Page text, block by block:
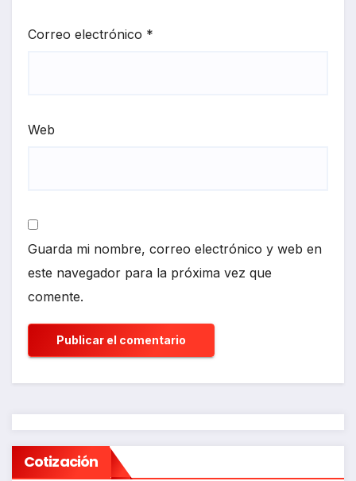
Correo electrónico *
Web
Guarda mi nombre, correo electrónico y web en
este navegador para la próxima vez que
comente.
Cotización